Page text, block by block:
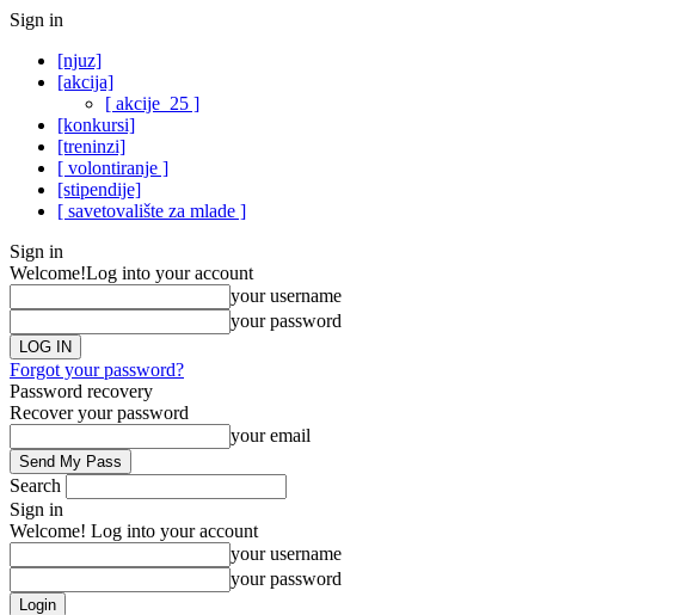
Sign in
[njuz]
[akcija]
[ akcije_25 ]
[konkursi]
[treninzi]
[ volontiranje ]
[stipendije]
[ savetovalište za mlade ]
Sign in
Welcome!Log into your account
your username
your password
Forgot your password?
Password recovery
Recover your password
your email
Search
Sign in
Welcome! Log into your account
your username
your password